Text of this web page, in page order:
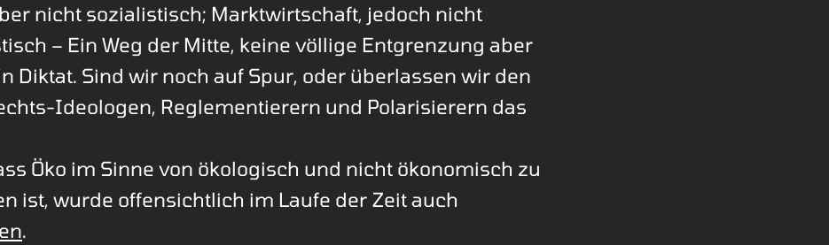
nicht sozialistisch; Marktwirtschaft, jedoch nicht
– Ein Weg der Mitte, keine völlige Entgrenzung aber
Diktat. Sind wir noch auf Spur, oder überlassen wir den
Ideologen, Reglementierern und Polarisierern das
Öko im Sinne von ökologisch und nicht ökonomisch zu
ist, wurde offensichtlich im Laufe der Zeit auch
.